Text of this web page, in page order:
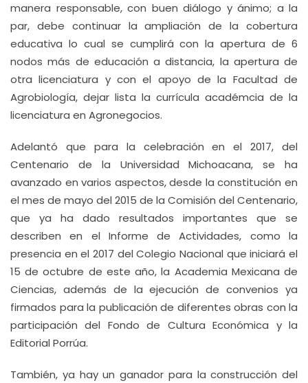
manera responsable, con buen diálogo y ánimo; a la
par, debe continuar la ampliación de la cobertura
educativa lo cual se cumplirá con la apertura de 6
nodos más de educación a distancia, la apertura de
otra licenciatura y con el apoyo de la Facultad de
Agrobiología, dejar lista la currícula académcia de la
licenciatura en Agronegocios.
Adelantó que para la celebración en el 2017, del
Centenario de la Universidad Michoacana, se ha
avanzado en varios aspectos, desde la constitución en
el mes de mayo del 2015 de la Comisión del Centenario,
que ya ha dado resultados importantes que se
describen en el Informe de Actividades, como la
presencia en el 2017 del Colegio Nacional que iniciará el
15 de octubre de este año, la Academia Mexicana de
Ciencias, además de la ejecución de convenios ya
firmados para la publicación de diferentes obras con la
participación del Fondo de Cultura Económica y la
Editorial Porrúa.
También, ya hay un ganador para la construcción del